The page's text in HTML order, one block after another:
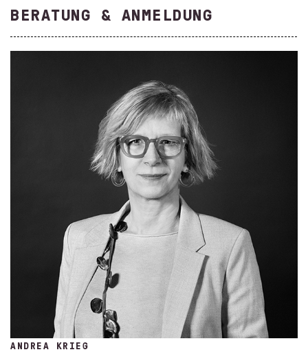
BERATUNG & ANMELDUNG
ANDREA KRIEG